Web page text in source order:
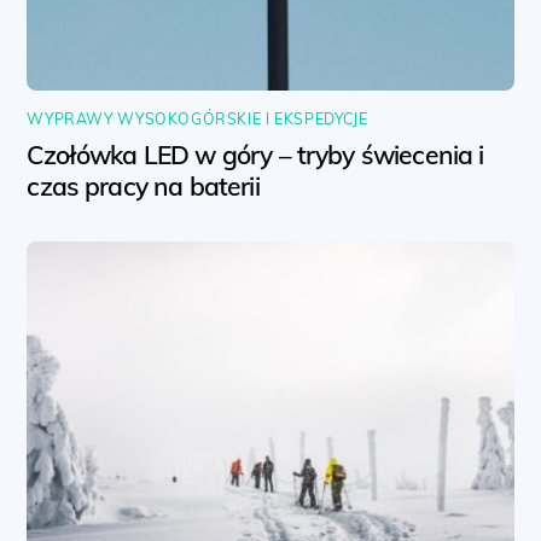
WYPRAWY WYSOKOGÓRSKIE I EKSPEDYCJE
Czołówka LED w góry – tryby świecenia i
czas pracy na baterii